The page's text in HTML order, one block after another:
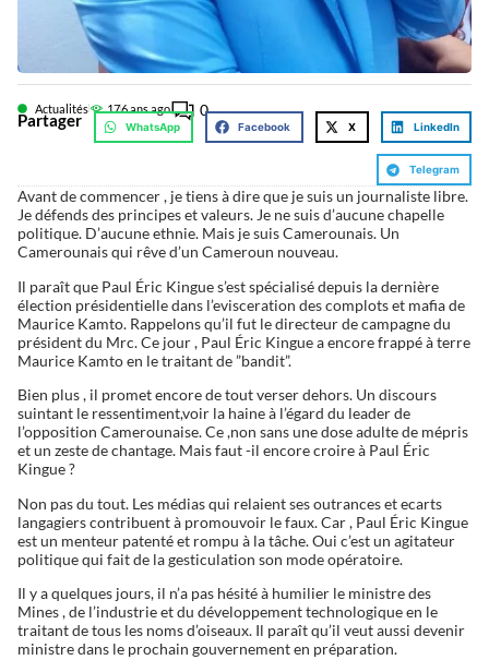
Actualités 176 ans ago 0
Partager WhatsApp Facebook X LinkedIn
Telegram
Avant de commencer , je tiens à dire que je suis un journaliste libre.
Je défends des principes et valeurs. Je ne suis d’aucune chapelle
politique. D’aucune ethnie. Mais je suis Camerounais. Un
Camerounais qui rêve d’un Cameroun nouveau.
Il paraît que Paul Éric Kingue s’est spécialisé depuis la dernière
élection présidentielle dans l’evisceration des complots et mafia de
Maurice Kamto. Rappelons qu’il fut le directeur de campagne du
président du Mrc. Ce jour , Paul Éric Kingue a encore frappé à terre
Maurice Kamto en le traitant de ”bandit”.
Bien plus , il promet encore de tout verser dehors. Un discours
suintant le ressentiment,voir la haine à l’égard du leader de
l’opposition Camerounaise. Ce ,non sans une dose adulte de mépris
et un zeste de chantage. Mais faut -il encore croire à Paul Éric
Kingue ?
Non pas du tout. Les médias qui relaient ses outrances et ecarts
langagiers contribuent à promouvoir le faux. Car , Paul Éric Kingue
est un menteur patenté et rompu à la tâche. Oui c’est un agitateur
politique qui fait de la gesticulation son mode opératoire.
Il y a quelques jours, il n’a pas hésité à humilier le ministre des
Mines , de l’industrie et du développement technologique en le
traitant de tous les noms d’oiseaux. Il paraît qu’il veut aussi devenir
ministre dans le prochain gouvernement en préparation.